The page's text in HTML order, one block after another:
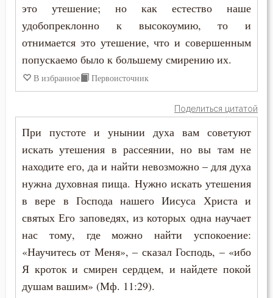
Счастье
Терпение
Трезвение
Тщеславие
Ум
Умерший
Уныние
Учёба
Храм
это утешение; но как естество наше
удобопреклонно к высокоумию, то и
отнимается это утешение, что и совершенным
попускаемо было к большему смирению их.
В избранное Первоисточник
Поделиться цитатой
При пустоте и унынии духа вам советуют
искать утешения в рассеянии, но вы там не
находите его, да и найти невозможно – для духа
нужна духовная пища. Нужно искать утешения
в вере в Господа нашего Иисуса Христа и
святых Его заповедях, из которых одна научает
нас тому, где можно найти успокоение:
«Научитесь от Меня», – сказал Господь, – «ибо
Я кроток и смирен сердцем, и найдете покой
душам вашим» (Мф. 11:29).